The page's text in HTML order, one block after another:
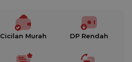
Cicilan Murah DP Rendah